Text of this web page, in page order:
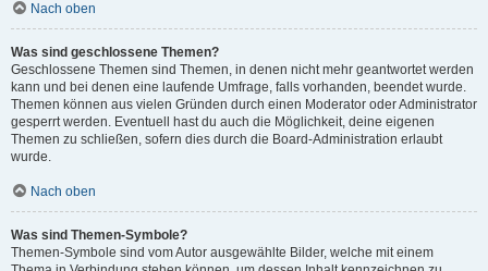
Nach oben
Was sind geschlossene Themen?
Geschlossene Themen sind Themen, in denen nicht mehr geantwortet werden
kann und bei denen eine laufende Umfrage, falls vorhanden, beendet wurde.
Themen können aus vielen Gründen durch einen Moderator oder Administrator
gesperrt werden. Eventuell hast du auch die Möglichkeit, deine eigenen
Themen zu schließen, sofern dies durch die Board-Administration erlaubt
wurde.
Nach oben
Was sind Themen-Symbole?
Themen-Symbole sind vom Autor ausgewählte Bilder, welche mit einem